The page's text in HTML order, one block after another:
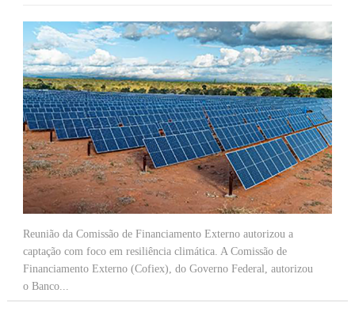
Reunião da Comissão de Financiamento Externo autorizou a
captação com foco em resiliência climática. A Comissão de
Financiamento Externo (Cofiex), do Governo Federal, autorizou
o Banco...